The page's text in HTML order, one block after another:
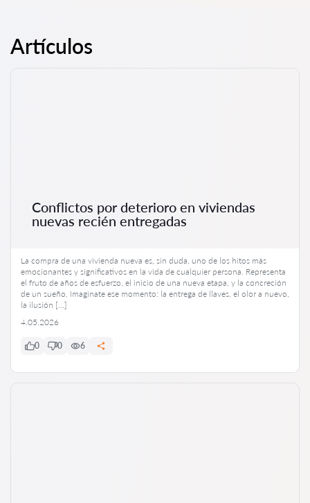
ayuda depende de la situación y de los deseos del cliente.
Artículos
Conflictos por deterioro en viviendas
nuevas recién entregadas
La compra de una vivienda nueva es, sin duda, uno de los hitos más
emocionantes y significativos en la vida de cualquier persona. Representa
el fruto de años de esfuerzo, el inicio de una nueva etapa, y la concreción
de un sueño. Imaginate ese momento: la entrega de llaves, el olor a nuevo,
la ilusión […]
4.05.2026
0 0 6